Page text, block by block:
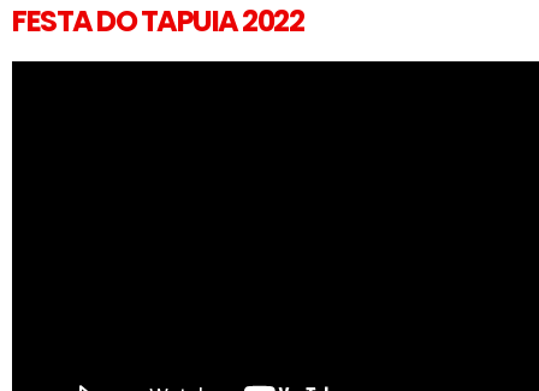
FESTA DO TAPUIA 2022